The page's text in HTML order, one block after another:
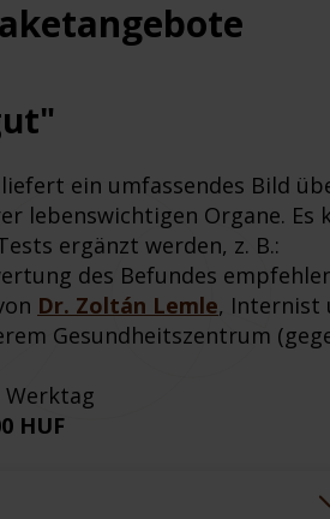
ein umfassendes Bild
lebenswichtigen Organe. Es
ergänzt werden, z. B.:
des Befundes
Dr. Zoltán Lemle, Internist
Gesundheitszentrum
Werktag
HUF